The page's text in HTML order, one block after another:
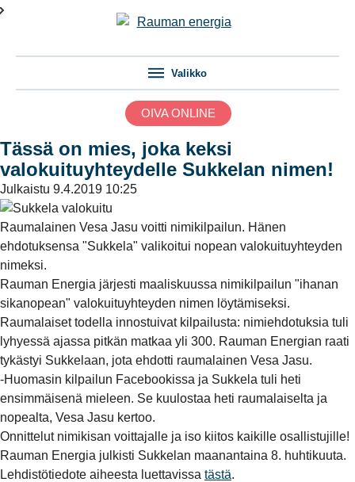
Valikko
OIVA ONLINE
Tässä on mies, joka keksi
valokuituyhteydelle Sukkelan nimen!
Julkaistu 9.4.2019 10:25
Raumalainen Vesa Jasu voitti nimikilpailun. Hänen
ehdotuksensa "Sukkela" valikoitui nopean valokuituyhteyden
nimeksi.
Rauman Energia järjesti maaliskuussa nimikilpailun "ihanan
sikanopean" valokuituyhteyden nimen löytämiseksi.
Raumalaiset todella innostuivat kilpailusta: nimiehdotuksia tuli
lyhyessä ajassa pitkän matkaa yli 300. Rauman Energian raati
tykästyi Sukkelaan, jota ehdotti raumalainen Vesa Jasu.
-Huomasin kilpailun Facebookissa ja Sukkela tuli heti
ensimmäisenä mieleen. Se kuulostaa heti raumalaiselta ja
nopealta, Vesa Jasu kertoo.
Onnittelut nimikisan voittajalle ja iso kiitos kaikille osallistujille!
Rauman Energia julkisti Sukkelan maanantaina 8. huhtikuuta.
Lehdistötiedote aiheesta luettavissa tästä.